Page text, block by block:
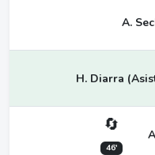
A.
H. Diarra
🔄
46'